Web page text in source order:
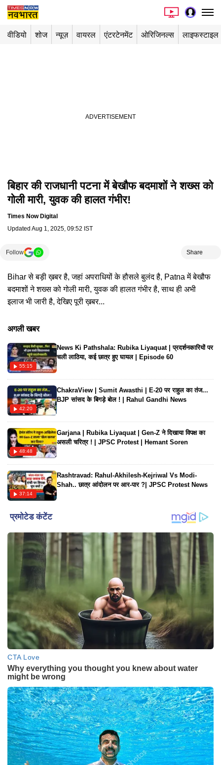
वीडियो शोज न्यूज़ वायरल एंटरटेनमेंट ओरिजिनल्स लाइफस्टाइल
बिहार की राजधानी पटना में बेखौफ बदमाशों ने शख्स को
गोली मारी, युवक की हालत गंभीर!
Times Now Digital
Updated Aug 1, 2025, 09:52 IST
Follow Share
Bihar से बड़ी ख़बर है, जहां अपराधियों के हौसले बुलंद है, Patna में बेखौफ
बदमाशों ने शख्स को गोली मारी, युवक की हालत गंभीर है, साथ ही अभी
इलाज भी जारी है, देखिए पूरी ख़बर...
अगली खबर
55:15
News Ki Pathshala: Rubika Liyaquat | प्रदर्शनकारियों पर
चली लाठिया, कई छात्र हुए घायल | Episode 60
42:20
ChakraView | Sumit Awasthi | E-20 पर राहुल का तंज...
BJP सांसद के बिगड़े बोल ! | Rahul Gandhi News
48:48
Garjana | Rubika Liyaquat | Gen-Z ने दिखाया विपक्ष का
असली चरित्र ! | JPSC Protest | Hemant Soren
37:14
Rashtravad: Rahul-Akhilesh-Kejriwal Vs Modi-
Shah.. छात्र आंदोलन पर आर-पार ?| JPSC Protest News